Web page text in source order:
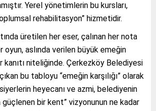
Yerel yönetimlerin bu kursları,
rehabilitasyon” hizmetidir.
üretilen her eser, çalınan her nota
oyun, aslında verilen büyük emeğin
kanıtı niteliğinde. Çerkezköy Belediyesi
bu tabloyu “emeğin karşılığı” olarak
heyecanı ve azmi, belediyenin
bir kent” vizyonunun ne kadar